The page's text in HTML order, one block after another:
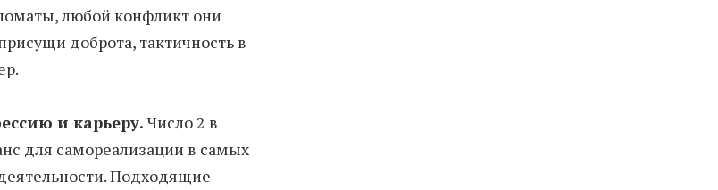
любой конфликт они
доброта, тактичность в
и карьеру.Число 2 в
для самореализации в самых
Подходящие